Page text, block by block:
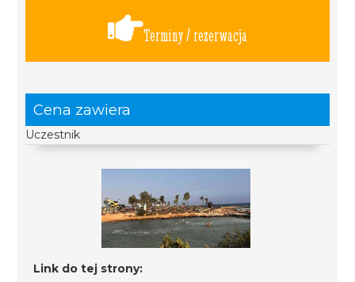
Terminy / rezerwacja
Cena zawiera
Uczestnik
Link do tej strony: